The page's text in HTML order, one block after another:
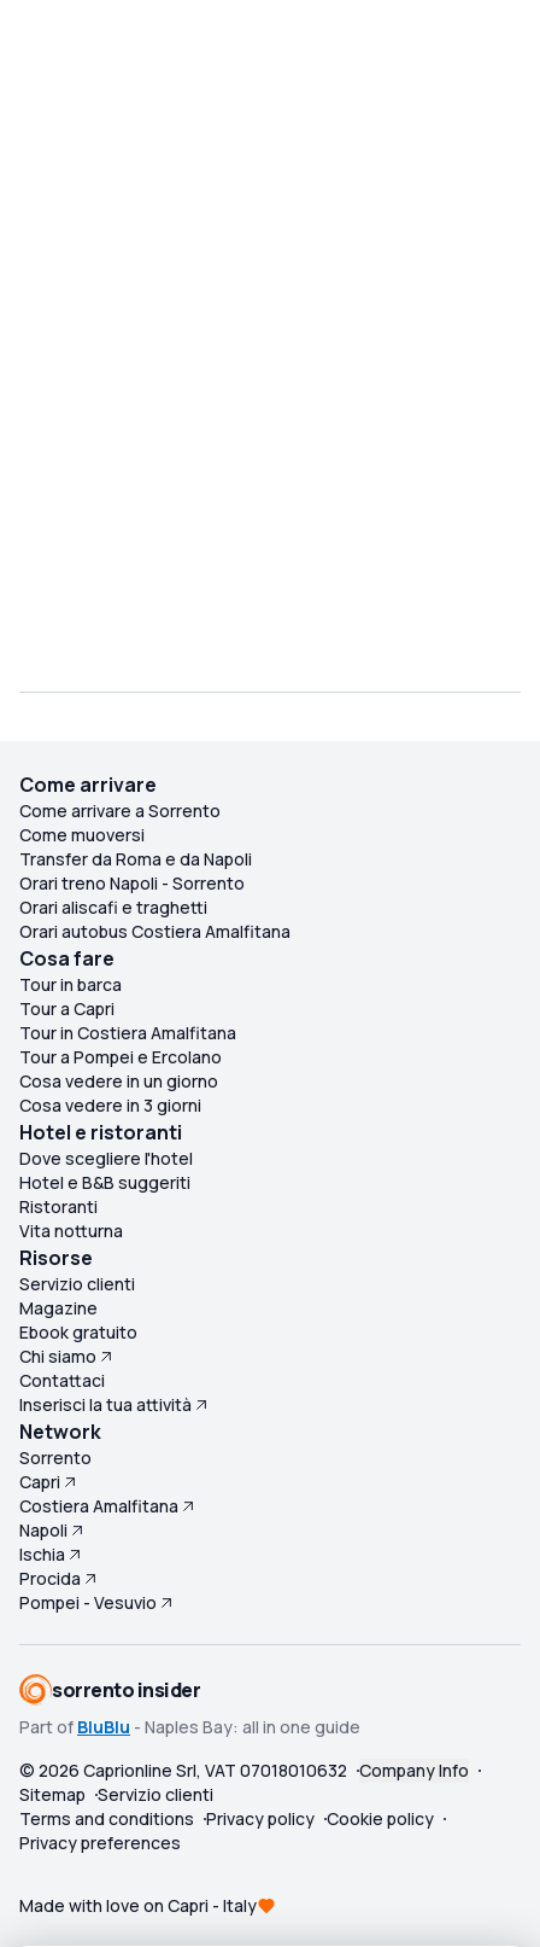
Come arrivare
Come arrivare a Sorrento
Come muoversi
Transfer da Roma e da Napoli
Orari treno Napoli - Sorrento
Orari aliscafi e traghetti
Orari autobus Costiera Amalfitana
Cosa fare
Tour in barca
Tour a Capri
Tour in Costiera Amalfitana
Tour a Pompei e Ercolano
Cosa vedere in un giorno
Cosa vedere in 3 giorni
Hotel e ristoranti
Dove scegliere l'hotel
Hotel e B&B suggeriti
Ristoranti
Vita notturna
Risorse
Servizio clienti
Magazine
Ebook gratuito
Chi siamo
Contattaci
Inserisci la tua attività
Network
Sorrento
Capri
Costiera Amalfitana
Napoli
Ischia
Procida
Pompei - Vesuvio
sorrento insider
Part of BluBlu - Naples Bay: all in one guide
© 2026 Caprionline Srl, VAT 07018010632 Company Info
Sitemap Servizio clienti
Terms and conditions Privacy policy Cookie policy
Privacy preferences
Made with love on Capri - Italy